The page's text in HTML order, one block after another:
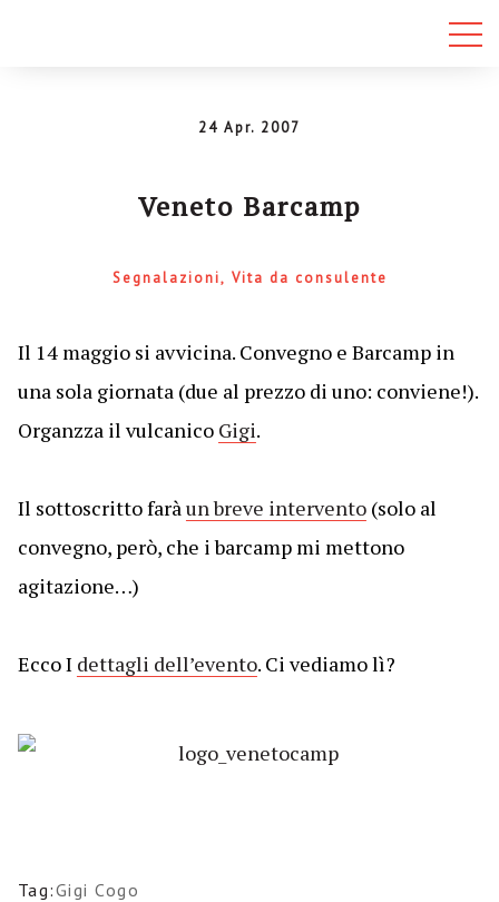
24 Apr. 2007
Veneto Barcamp
Segnalazioni Vita da consulente
Il 14 maggio si avvicina. Convegno e Barcamp in
una sola giornata (due al prezzo di uno: conviene!).
Organzza il vulcanico Gigi.
Il sottoscritto faràun breve intervento(solo al
convegno, però, che i barcamp mi mettono
agitazione…)
Ecco I dettagli dell’evento. Ci vediamo lì?
Tag:Gigi Cogo